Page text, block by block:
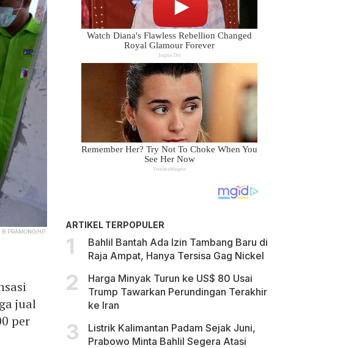
B PRAMONO/HP.
jual
per
ARTIKEL TERPOPULER
Bahlil Bantah Ada Izin Tambang Baru di
Raja Ampat, Hanya Tersisa Gag Nickel
Harga Minyak Turun ke US$ 80 Usai
Trump Tawarkan Perundingan Terakhir
ke Iran
Listrik Kalimantan Padam Sejak Juni,
Prabowo Minta Bahlil Segera Atasi